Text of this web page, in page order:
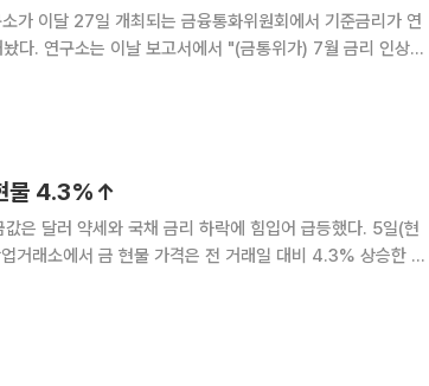
가 이달 27일 개최되는 금융통화위원회에서 기준금리가 연
금리 인상
. 이 보고서는 허문종 우
물 4.3%↑
달러 약세와 국채 금리 하락에 힘입어 급등했다. 5일(현
거래소에서 금 현물 가격은 전 거래일 대비 4.3% 상승한 온
달러로 집계됐